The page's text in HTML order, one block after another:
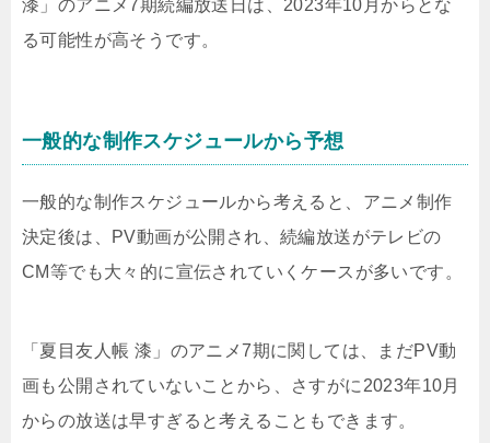
漆」のアニメ7期続編放送日は、2023年10月からとな
る可能性が高そうです。
一般的な制作スケジュールから予想
一般的な制作スケジュールから考えると、アニメ制作
決定後は、PV動画が公開され、続編放送がテレビの
CM等でも大々的に宣伝されていくケースが多いです。
「夏目友人帳 漆」のアニメ7期に関しては、まだPV動
画も公開されていないことから、さすがに2023年10月
からの放送は早すぎると考えることもできます。